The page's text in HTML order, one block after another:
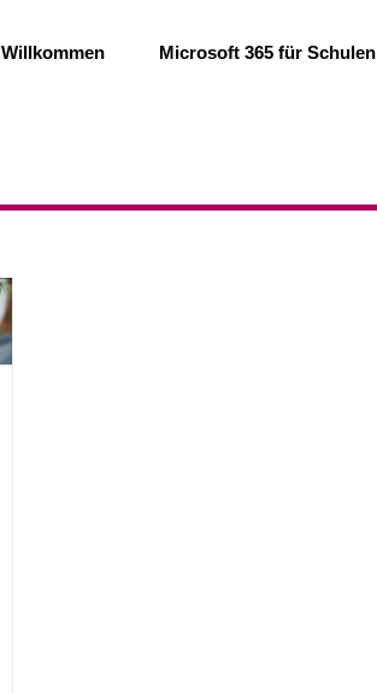
Willkommen Microsoft 365 für Schulen​